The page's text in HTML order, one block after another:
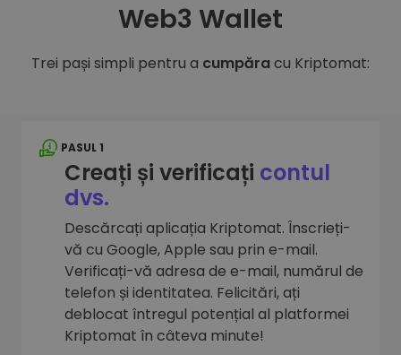
Web3 Wallet
Trei pași simpli pentru a cumpăracu Kriptomat:
PASUL 1
Creați și verificați contul
dvs.
Descărcați aplicația Kriptomat. Înscrieți-
vă cu Google, Apple sau prin e-mail.
Verificați-vă adresa de e-mail, numărul de
telefon și identitatea. Felicitări, ați
deblocat întregul potențial al platformei
Kriptomat în câteva minute!